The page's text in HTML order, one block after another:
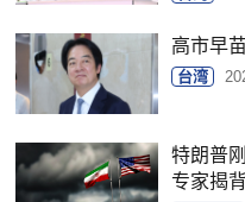
高市早
台湾
特朗普
专家揭